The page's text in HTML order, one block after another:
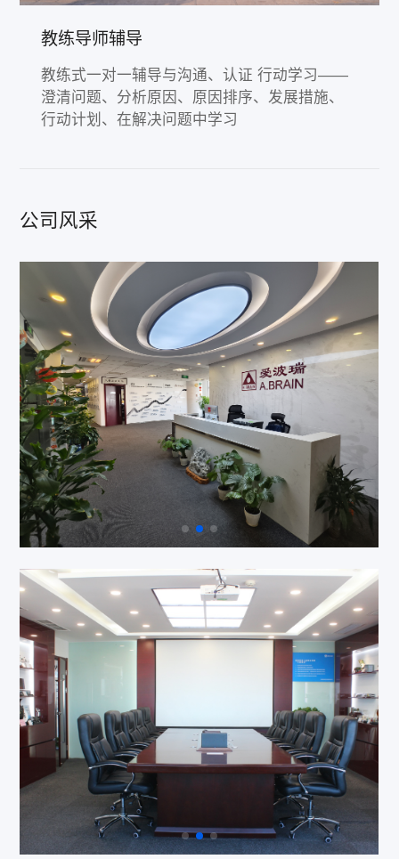
教练导师辅导
教练式一对一辅导与沟通、认证 行动学习——
澄清问题、分析原因、原因排序、发展措施、
行动计划、在解决问题中学习
公司风采